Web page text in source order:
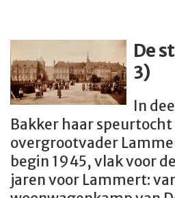
De
3)
In
Bakker haar
overgrootvader
begin 1945, vlak voor
jaren voor Lammert: